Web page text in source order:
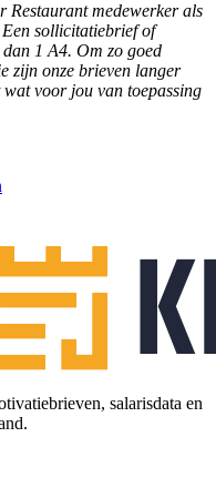
Restaurant medewerker als
sollicitatiebrief of
1 A4. Om zo goed
zijn onze brieven langer
voor jou van toepassing
salarisdata en